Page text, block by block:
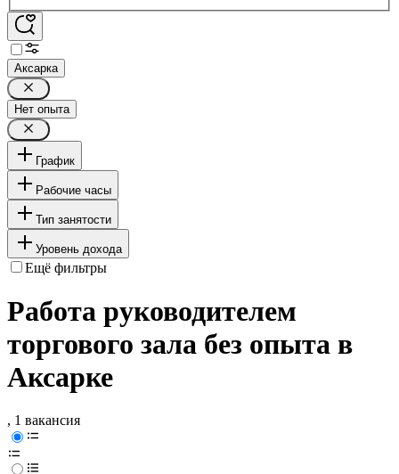
Аксарка
Нет опыта
График
Рабочие часы
Тип занятости
Уровень дохода
Ещё фильтры
Работа руководителем
торгового зала без опыта в
Аксарке
, 1 вакансия